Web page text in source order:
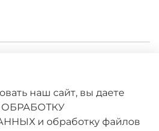
наш сайт, вы даете
ОБРАБОТКУ
и обработку файлов